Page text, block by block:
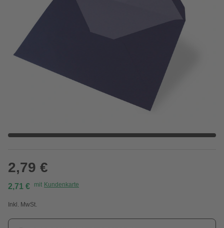
2,79 €
2,71 € mit Kundenkarte
Inkl. MwSt.